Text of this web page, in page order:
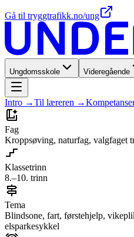
Gå til tryggtrafikk.no/ung
Ungdomsskole Videregående
Intro →Til læreren →
Fag
Kroppsøving, naturfag, valgfaget
Klassetrinn
8.–10. trinn
Tema
Blindsone, fart, førstehjelp,
elsparkesykkel